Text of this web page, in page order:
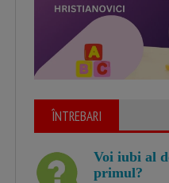
ÎNTREBARI
Voi iubi al
primul?